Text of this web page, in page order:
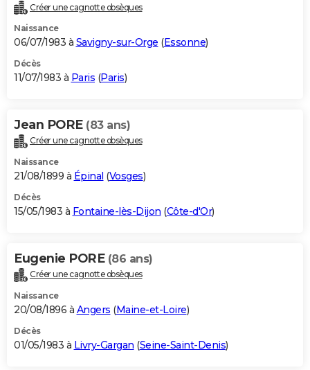
Créer une cagnotte obsèques
Naissance
06/07/1983 à Savigny-sur-Orge (Essonne)
Décès
11/07/1983 à Paris (Paris)
Jean PORE (83 ans)
Créer une cagnotte obsèques
Naissance
21/08/1899 à Épinal (Vosges)
Décès
15/05/1983 à Fontaine-lès-Dijon (Côte-d'Or)
Eugenie PORE (86 ans)
Créer une cagnotte obsèques
Naissance
20/08/1896 à Angers (Maine-et-Loire)
Décès
01/05/1983 à Livry-Gargan (Seine-Saint-Denis)